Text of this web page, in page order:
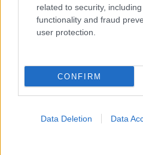
related to security,
functionality and fraud
user protection.
CONFIRM
Data Deletion Data